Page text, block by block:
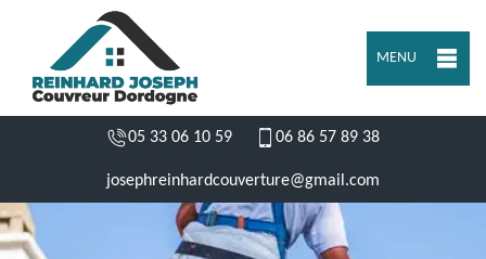
MENU
05 33 06 10 59 06 86 57 89 38
josephreinhardcouverture@gmail.com